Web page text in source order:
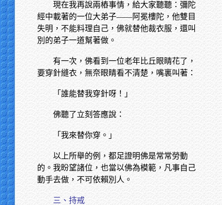
現在我再說兩樁事情，給大家聽聽：彌陀
經中載著的一位大弟子——阿冕樓陀，他雙目
失明，不能料理自己，佛就替他裁衣服，還叫
別的弟子一道幫著做。
有一次，佛看到一位老年比丘眼睛花了，
要穿針縫衣，無奈眼睛看不清楚，嘴裏叫著：
「誰能替我穿針呀！」
佛聽了立刻答應說：
「我來替你穿。」
以上所舉的例，都足證明佛是常常勞動
的。我盼望諸位，也當以佛為模範，凡事自己
動手去做，不可依賴別人。
三、持戒